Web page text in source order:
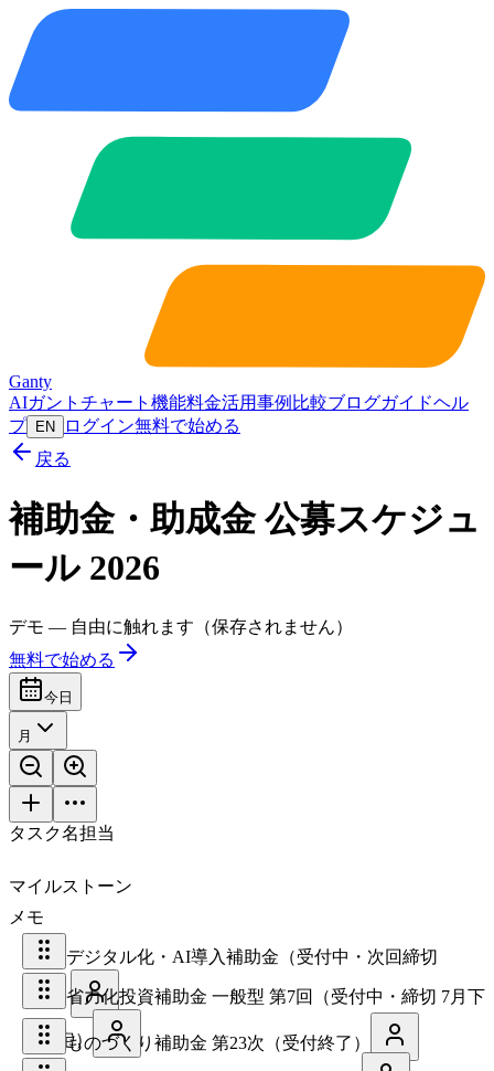
Ganty
AIガントチャート 機能料金活用事例 比較ブログガイドヘル
プ
EN ログイン無料で始める
戻る
補助金・助成金 公募スケジュ
ール 2026
デモ — 自由に触れます（保存されません）
無料で始める
今日
月
タスク名担当
マイルストーン
メモ
デジタル化・AI導入補助金（受付中・次回締切
6/15）省力化投資補助金 一般型 第7回（受付中・締切 7月下
旬予定）ものづくり補助金 第23次（受付終了）